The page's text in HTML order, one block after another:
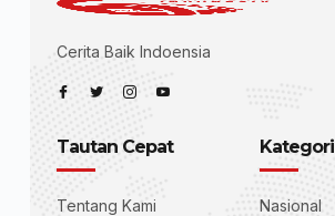
Cerita Baik Indoensia
Tautan Cepat
Tentang Kami
Kategori
Nasional